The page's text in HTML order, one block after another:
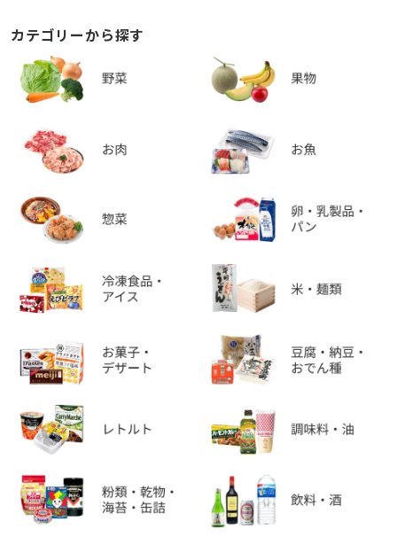
カテゴリーから探す